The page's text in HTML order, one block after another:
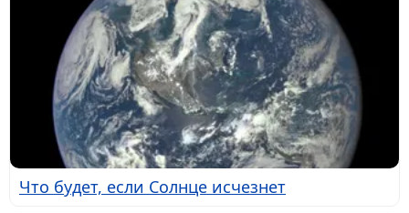
Что будет, если Солнце исчезнет